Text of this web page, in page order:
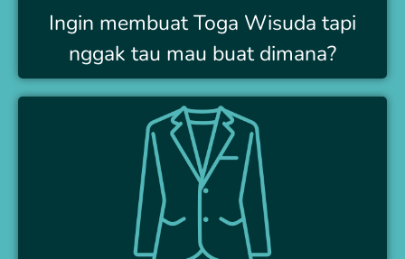
Ingin membuat Toga Wisuda tapi
nggak tau mau buat dimana?